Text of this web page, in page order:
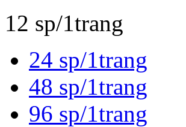
12 sp/1trang
24 sp/1trang
48 sp/1trang
96 sp/1trang